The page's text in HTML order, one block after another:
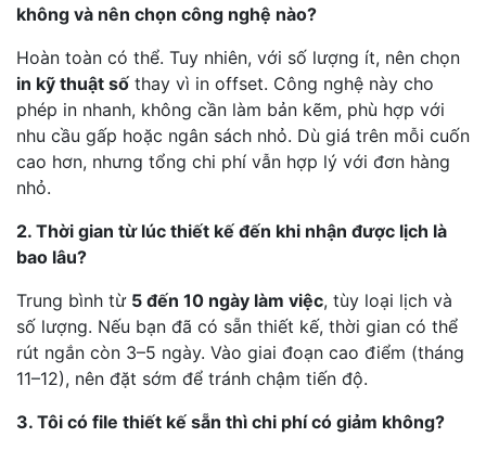
không và nên chọn công nghệ nào?
Hoàn toàn có thể. Tuy nhiên, với số lượng ít, nên chọn
in kỹ thuật sốthay vì in offset. Công nghệ này cho
phép in nhanh, không cần làm bản kẽm, phù hợp với
nhu cầu gấp hoặc ngân sách nhỏ. Dù giá trên mỗi cuốn
cao hơn, nhưng tổng chi phí vẫn hợp lý với đơn hàng
nhỏ.
2. Thời gian từ lúc thiết kế đến khi nhận được lịch là
bao lâu?
Trung bình từ 5 đến 10 ngày làm việc, tùy loại lịch và
số lượng. Nếu bạn đã có sẵn thiết kế, thời gian có thể
rút ngắn còn 3–5 ngày. Vào giai đoạn cao điểm (tháng
11–12), nên đặt sớm để tránh chậm tiến độ.
3. Tôi có file thiết kế sẵn thì chi phí có giảm không?